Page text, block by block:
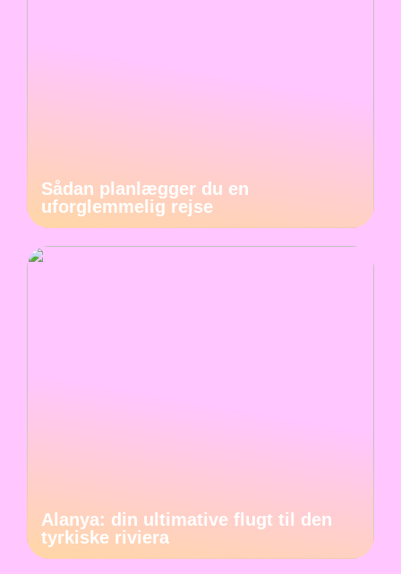
Sådan planlægger du en
uforglemmelig rejse
Alanya: din ultimative flugt til den
tyrkiske riviera